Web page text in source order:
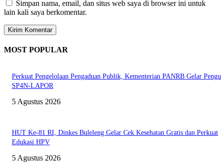
Simpan nama, email, dan situs web saya di browser ini untuk
lain kali saya berkomentar.
MOST POPULAR
Perkuat Pengelolaan Pengaduan Publik, Kementerian PANRB Gelar
SP4N-LAPOR
5 Agustus 2026
HUT Ke-81 RI, Dinkes Buleleng Gelar Cek Kesehatan Gratis dan Perkuat
Edukasi HPV
5 Agustus 2026